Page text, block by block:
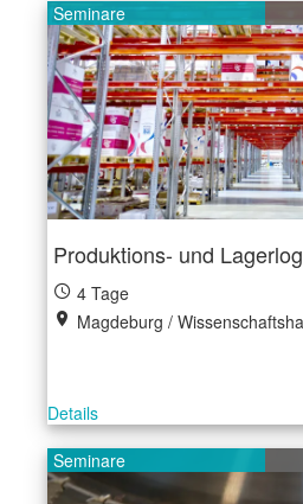
Seminare
Produktions- und
4 Tage
Magdeburg /
Details
Seminare